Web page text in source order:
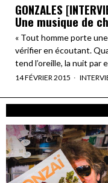
GONZALES
Une musique de
« Tout homme porte
vérifier en écoutant.
tend l’oreille, la nuit par
14 FÉVRIER 2015